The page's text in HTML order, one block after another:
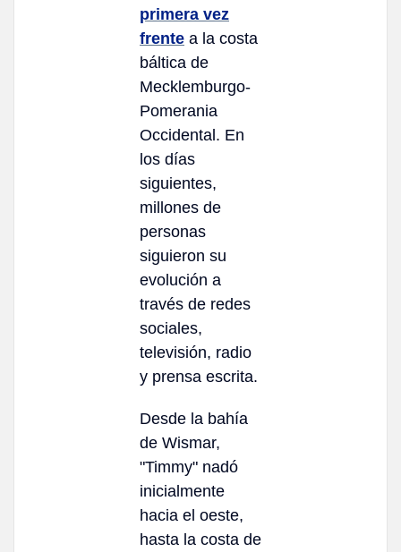
primera vez
frente a la costa
báltica de
Mecklemburgo-
Pomerania
Occidental. En
los días
siguientes,
millones de
personas
siguieron su
evolución a
través de redes
sociales,
televisión, radio
y prensa escrita.
Desde la bahía
de Wismar,
"Timmy" nadó
inicialmente
hacia el oeste,
hasta la costa de